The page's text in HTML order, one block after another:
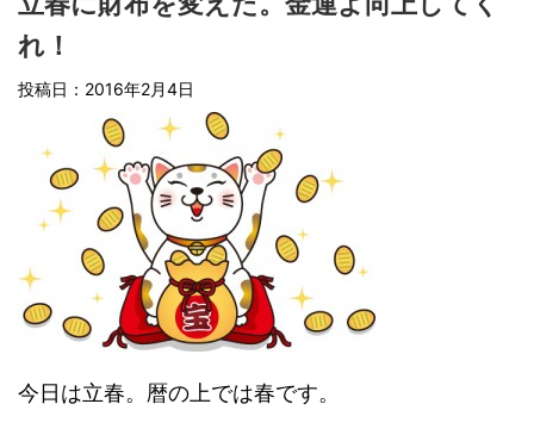
れ！
投稿日：2016年2月4日
今日は立春。暦の上では春です。